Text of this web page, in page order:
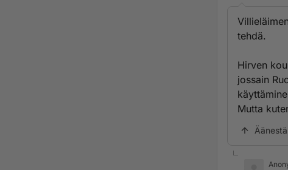
tehdä.
Hirven
jossain
Mutta
Äänestä